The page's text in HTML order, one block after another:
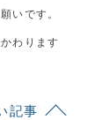
いです。
わります
記事